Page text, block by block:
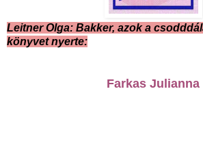
Leitner Olga: Bakker, azok a
könyvet nyerte:
Farkas Julianna